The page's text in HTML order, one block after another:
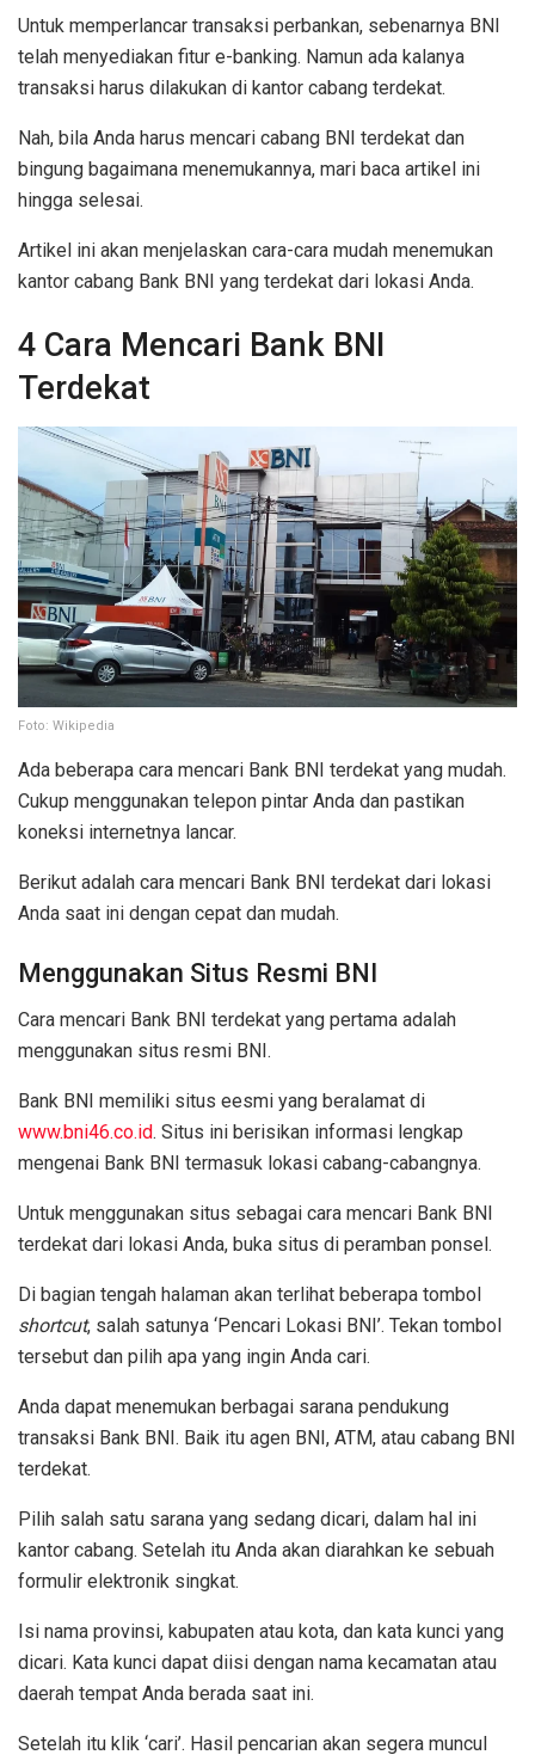
Untuk memperlancar transaksi perbankan, sebenarnya BNI
telah menyediakan fitur e-banking. Namun ada kalanya
transaksi harus dilakukan di kantor cabang terdekat.
Nah, bila Anda harus mencari cabang BNI terdekat dan
bingung bagaimana menemukannya, mari baca artikel ini
hingga selesai.
Artikel ini akan menjelaskan cara-cara mudah menemukan
kantor cabang Bank BNI yang terdekat dari lokasi Anda.
4 Cara Mencari Bank BNI
Terdekat
Foto: Wikipedia
Ada beberapa cara mencari Bank BNI terdekat yang mudah.
Cukup menggunakan telepon pintar Anda dan pastikan
koneksi internetnya lancar.
Berikut adalah cara mencari Bank BNI terdekat dari lokasi
Anda saat ini dengan cepat dan mudah.
Menggunakan Situs Resmi BNI
Cara mencari Bank BNI terdekat yang pertama adalah
menggunakan situs resmi BNI.
Bank BNI memiliki situs eesmi yang beralamat di
www.bni46.co.id. Situs ini berisikan informasi lengkap
mengenai Bank BNI termasuk lokasi cabang-cabangnya.
Untuk menggunakan situs sebagai cara mencari Bank BNI
terdekat dari lokasi Anda, buka situs di peramban ponsel.
Di bagian tengah halaman akan terlihat beberapa tombol
shortcut, salah satunya ‘Pencari Lokasi BNI’. Tekan tombol
tersebut dan pilih apa yang ingin Anda cari.
Anda dapat menemukan berbagai sarana pendukung
transaksi Bank BNI. Baik itu agen BNI, ATM, atau cabang BNI
terdekat.
Pilih salah satu sarana yang sedang dicari, dalam hal ini
kantor cabang. Setelah itu Anda akan diarahkan ke sebuah
formulir elektronik singkat.
Isi nama provinsi, kabupaten atau kota, dan kata kunci yang
dicari. Kata kunci dapat diisi dengan nama kecamatan atau
daerah tempat Anda berada saat ini.
Setelah itu klik ‘cari’. Hasil pencarian akan segera muncul